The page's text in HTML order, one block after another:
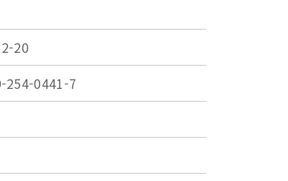
20
254-0441-7